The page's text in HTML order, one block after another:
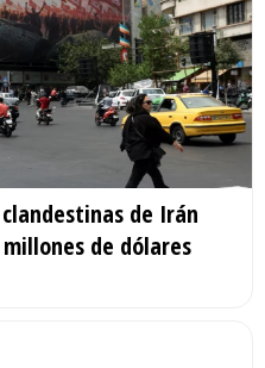
de Irán
de dólares